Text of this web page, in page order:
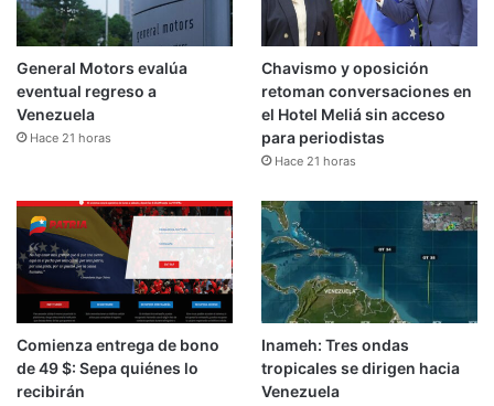
General Motors evalúa
eventual regreso a
Venezuela
Hace 21 horas
Chavismo y oposición
retoman conversaciones en
el Hotel Meliá sin acceso
para periodistas
Hace 21 horas
Comienza entrega de bono
de 49 $: Sepa quiénes lo
recibirán
Inameh: Tres ondas
tropicales se dirigen hacia
Venezuela